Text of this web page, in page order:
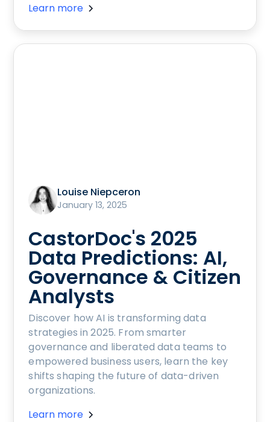
Learn more
Louise Niepceron
January 13, 2025
CastorDoc's 2025
Data Predictions: AI,
Governance & Citizen
Analysts
Discover how AI is transforming data
strategies in 2025. From smarter
governance and liberated data teams to
empowered business users, learn the key
shifts shaping the future of data-driven
organizations.
Learn more